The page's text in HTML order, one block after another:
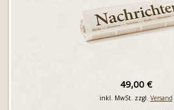
49,00 €
inkl. MwSt. zzgl. Versand